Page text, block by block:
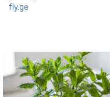
fly.ge